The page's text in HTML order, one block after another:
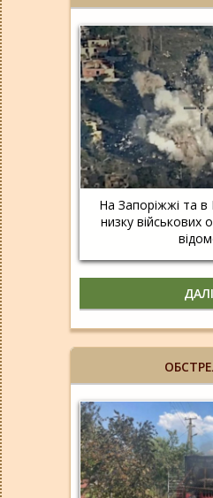
На Запоріжжі та в
низку військових
ДАЛІ